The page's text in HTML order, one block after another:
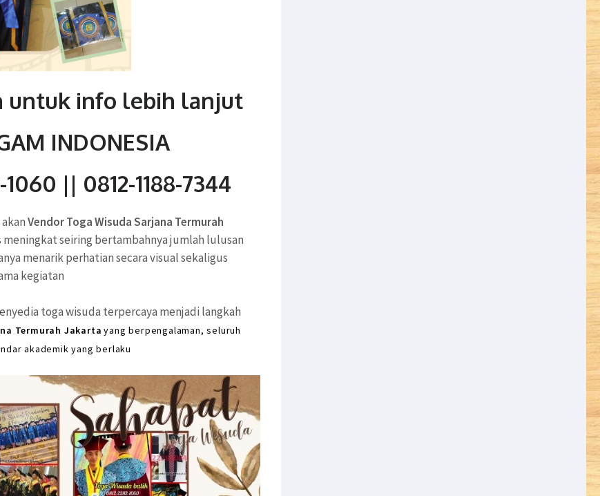
untuk info lebih lanjut
INDONESIA
|| 0812-1188-7344
Vendor Toga Wisuda Sarjana Termurah
seiring bertambahnya jumlah lulusan
menarik perhatian secara visual sekaligus
kegiatan
toga wisuda terpercaya menjadi langkah
Termurah Jakarta yang berpengalaman, seluruh
akademik yang berlaku